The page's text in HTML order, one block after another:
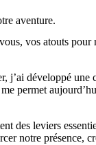
aventure.
vos atouts pour
développé
permet
des leviers
notre